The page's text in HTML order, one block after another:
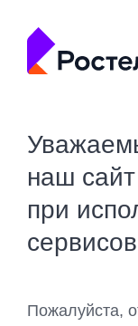
наш
при
сервисов
Пожалуйста,